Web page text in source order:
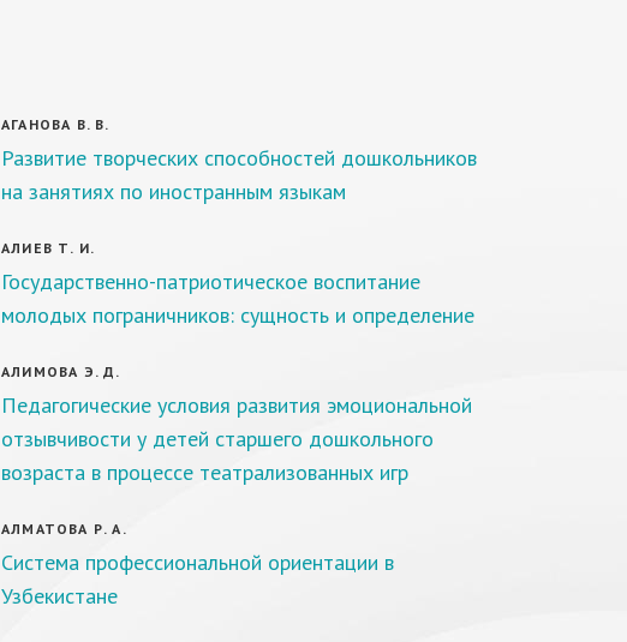
АГАНОВА В. В.
Развитие творческих способностей дошкольников
на занятиях по иностранным языкам
АЛИЕВ Т. И.
Государственно-патриотическое воспитание
молодых пограничников: сущность и определение
АЛИМОВА Э. Д.
Педагогические условия развития эмоциональной
отзывчивости у детей старшего дошкольного
возраста в процессе театрализованных игр
АЛМАТОВА Р. А.
Система профессиональной ориентации в
Узбекистане